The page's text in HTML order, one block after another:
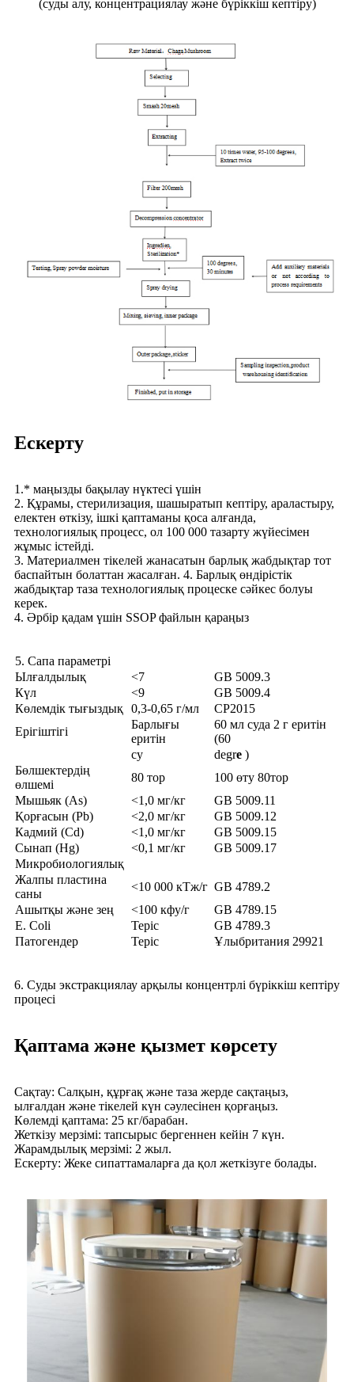
(суды алу, концентрациялау және бүріккіш кептіру)
Ескерту
1.* маңызды бақылау нүктесі үшін
2. Құрамы, стерилизация, шашыратып кептіру, араластыру,
електен өткізу, ішкі қаптаманы қоса алғанда,
технологиялық процесс, ол 100 000 тазарту жүйесімен
жұмыс істейді.
3. Материалмен тікелей жанасатын барлық жабдықтар тот
баспайтын болаттан жасалған. 4. Барлық өндірістік
жабдықтар таза технологиялық процеске сәйкес болуы
керек.
4. Әрбір қадам үшін SSOP файлын қараңыз
5. Сапа параметрі
Ылғалдылық
<7
GB 5009.3
Күл
<9
GB 5009.4
Көлемдік тығыздық 0,3-0,65 г/мл
CP2015
Ерігіштігі
Барлығы
еритін
60 мл суда 2 г еритін
(60
су
degre )
Бөлшектердің
өлшемі
80 тор
100 өту 80тор
Мышьяк (As)
<1,0 мг/кг
GB 5009.11
Қорғасын (Pb)
<2,0 мг/кг
GB 5009.12
Кадмий (Cd)
<1,0 мг/кг
GB 5009.15
Сынап (Hg)
<0,1 мг/кг
GB 5009.17
Микробиологиялық
Жалпы пластина
саны
<10 000 кТж/г GB 4789.2
Ашытқы және зең
<100 кфу/г
GB 4789.15
E. Coli
Теріс
GB 4789.3
Патогендер
Теріс Ұлыбритания 29921
6. Суды экстракциялау арқылы концентрлі бүріккіш кептіру
процесі
Қаптама және қызмет көрсету
Сақтау: Салқын, құрғақ және таза жерде сақтаңыз,
ылғалдан және тікелей күн сәулесінен қорғаңыз.
Көлемді қаптама: 25 кг/барабан.
Жеткізу мерзімі: тапсырыс бергеннен кейін 7 күн.
Жарамдылық мерзімі: 2 жыл.
Ескерту: Жеке сипаттамаларға да қол жеткізуге болады.